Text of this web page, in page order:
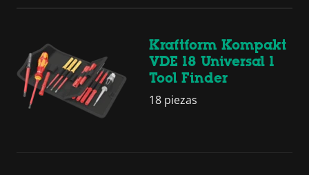
Kraftform Kompakt
VDE 18 Universal 1
Tool Finder
18 piezas